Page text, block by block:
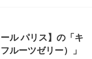
ル パリス】の「キ
ルーツゼリー）」